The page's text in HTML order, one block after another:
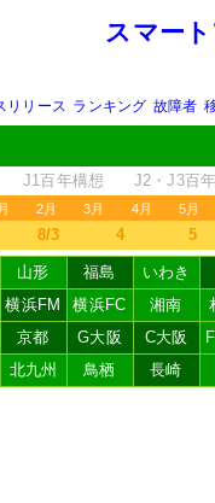
スマー
リリース ランキング 故障者
J1百年構想 J2・J3百
2月 3月 4月 5月
8/3 4 5
山形 福島
いわき
横浜FM 横浜FC 湘南
京都 G大阪 C大阪
北九州 鳥栖 長崎